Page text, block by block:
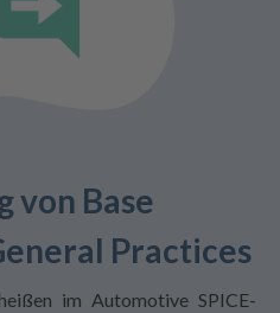
von Base
Practices
im Automotive SPICE-